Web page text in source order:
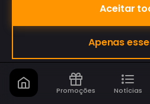
BAND FM POUSO
A SUA RÁDIO DO SEU
Aceitar
Apenas
Promoções Notícias